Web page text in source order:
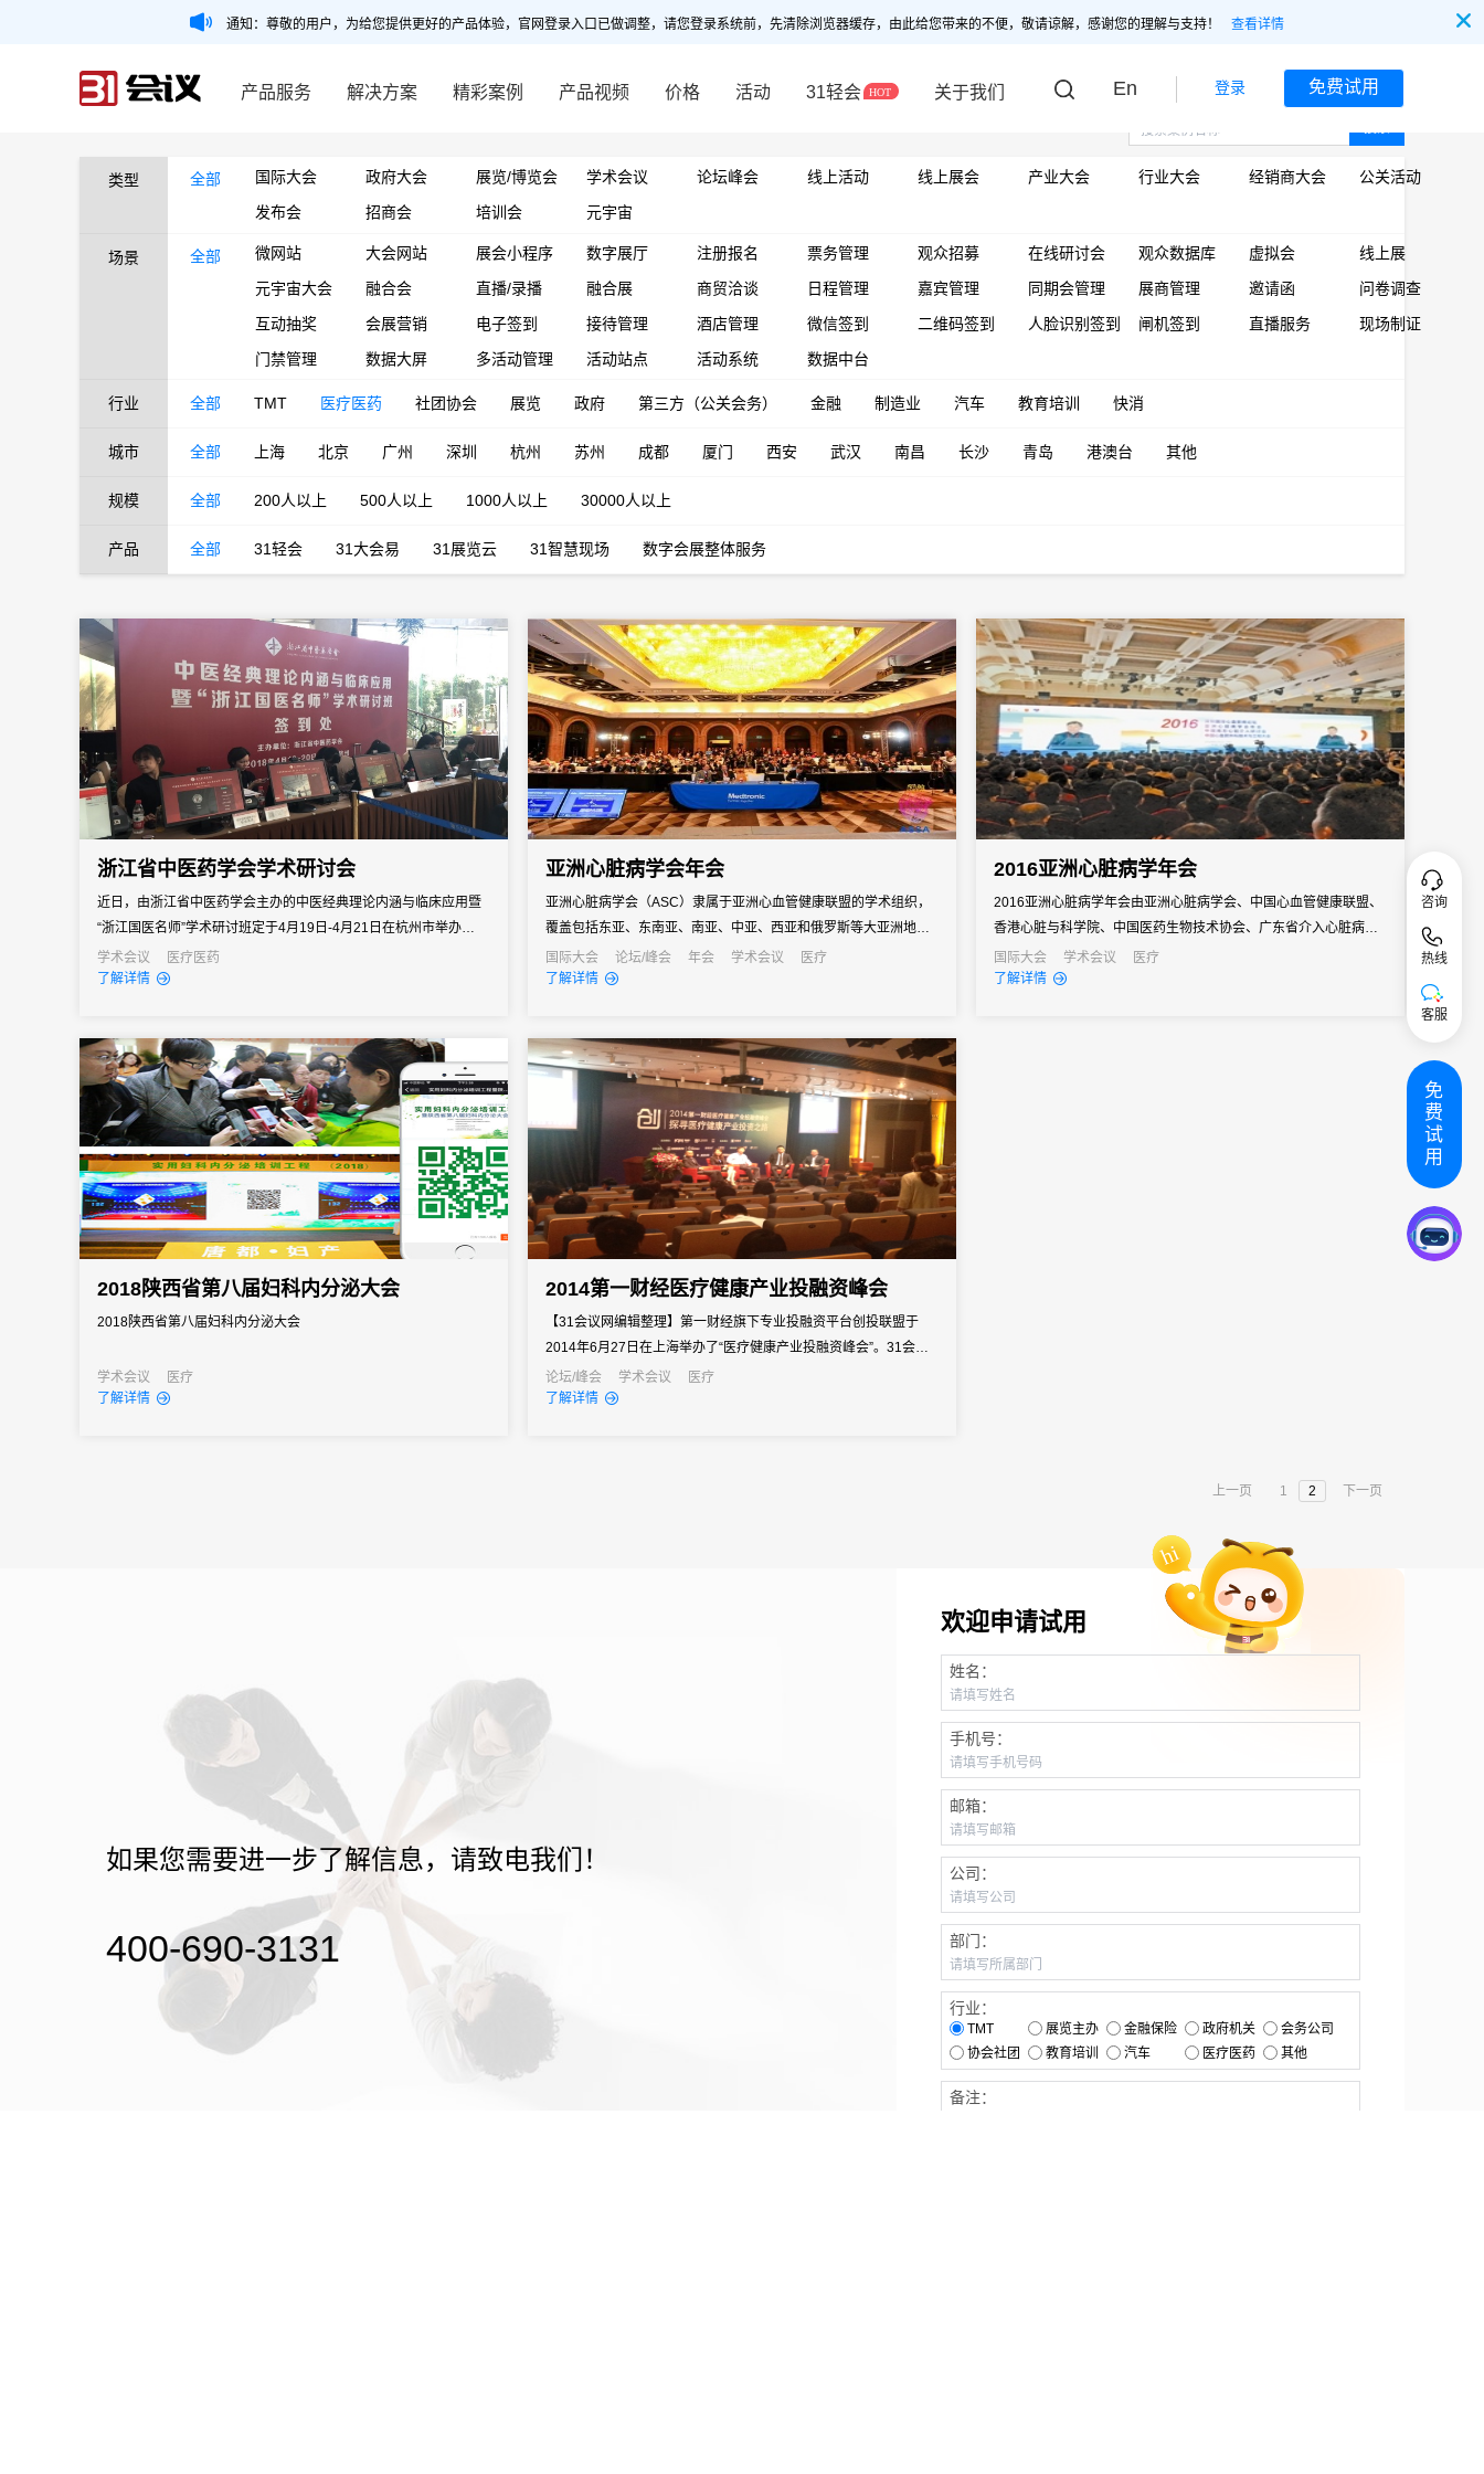
通知：尊敬的用户，为给您提供更好的产品体验，官网登录入口已做调整，请您登录系统前，先清除浏览器缓存，由此给您带来的不便，敬请谅解，感谢您的理解与支持！ 查看详情
产品服务 解决方案 精彩案例 产品视频 价格 活动 31轻会 关于我们 En 登录 免费试用
类型 全部 国际大会 政府大会 展览/博览会 学术会议 论坛峰会 线上活动 线上展会 产业大会 行业大会 经销商大会
公关活动
发布会
招商会 培训会 元宇宙
场景 全部 微网站 大会网站 展会小程序 数字展厅 注册报名 票务管理 观众招募 在线研讨会 观众数据库 虚拟会
线上展
元宇宙大会
融合会 直播/录播 融合展 商贸洽谈 日程管理 嘉宾管理 同期会管理 展商管理 邀请函
问卷调查
互动抽奖
会展营销 电子签到 接待管理 酒店管理 微信签到 二维码签到 人脸识别签到 闸机签到 直播服务
现场制证
门禁管理
数据大屏 多活动管理 活动站点 活动系统 数据中台
行业 全部 TMT 医疗医药 社团协会 展览 政府 第三方（公关会务） 金融 制造业 汽车 教育培训 快消
城市 全部 上海 北京 广州 深圳 杭州 苏州 成都 厦门 西安 武汉 南昌 长沙 青岛 港澳台 其他
规模 全部 200人以上 500人以上 1000人以上 30000人以上
产品 全部 31轻会 31大会易 31展览云 31智慧现场 数字会展整体服务
浙江省中医药学会学术研讨会
近日，由浙江省中医药学会主办的中医经典理论内涵与临床应用暨
“浙江国医名师”学术研讨班定于4月19日-4月21日在杭州市举办。31
会议作为独家数字会务支持，为本次会议提供了不同场景的签到，
并顺利完成。
学术会议
医疗医药
了解详情
亚洲心脏病学会年会
亚洲心脏病学会（ASC）隶属于亚洲心血管健康联盟的学术组织，
覆盖包括东亚、东南亚、南亚、中亚、西亚和俄罗斯等大亚洲地
区，会员来自于各国心血管临床医生，由亚洲各个国家和地区的团
体会员以及企业客户组成。亚洲心脏病学会年会（ASSA）是每年亚
国际大会 论坛/峰会 年会 学术会议
医疗
了解详情
2016亚洲心脏病学年会
2016亚洲心脏病学年会由亚洲心脏病学会、中国心血管健康联盟、
香港心脏与科学院、中国医药生物技术协会、广东省介入心脏病学
会联盟共同主办”于12月16日-12月18日在中国深圳隆重召开。超过
100名来自亚洲及欧美各国心血管领域的医学专家、近2000名心血
国际大会 学术会议
医疗
了解详情
2018陕西省第八届妇科内分泌大会
2018陕西省第八届妇科内分泌大会
学术会议
医疗
了解详情
2014第一财经医疗健康产业投融资峰会
【31会议网编辑整理】第一财经旗下专业投融资平台创投联盟于
2014年6月27日在上海举办了“医疗健康产业投融资峰会”。31会议
网为这次大会提供数字化资讯推广平台，通过31会议一系列数字化
推广活动，为本次活动吸引到了众多的报名参会者。
论坛/峰会 学术会议
医疗
了解详情
上一页 1 2 下一页
如果您需要进一步了解信息，请致电我们！
400-690-3131
欢迎申请试用
姓名：
手机号：
邮箱：
公司：
部门：
行业：
TMT 展览主办 金融保险 政府机关
会务公司
协会社团
教育培训 汽车 医疗医药 其他
备注：
咨询
热线
客服
免
费
试
用